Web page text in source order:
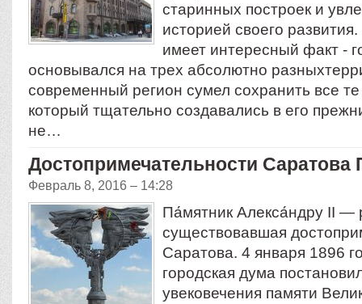
старинных построек и
историей своего
имеет интересный факт -
основывался на трех абсолютно
современный регион сумел сохранить все
который тщательно создавались в его
не…
Достопримечательности Саратова
Февраль 8, 2016 – 14:28
Па́мятник Алекса́ндру II —
существовавшая
Саратова. 4 января 1896
городская дума
увековечения памяти